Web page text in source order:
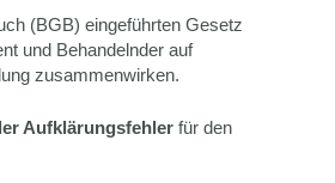
(BGB) eingeführten Gesetz
und Behandelnder auf
zusammenwirken.
Aufklärungsfehler für den